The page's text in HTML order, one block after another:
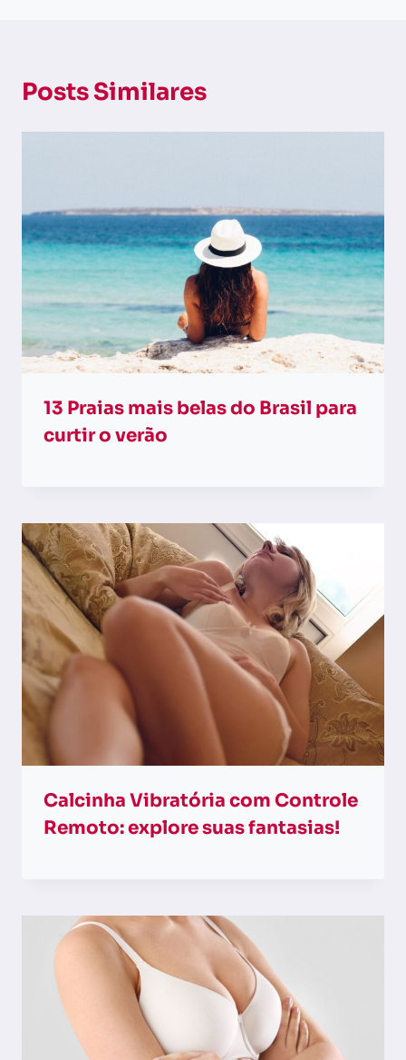
Posts Similares
13 Praias mais belas do Brasil para
curtir o verão
Calcinha Vibratória com Controle
Remoto: explore suas fantasias!